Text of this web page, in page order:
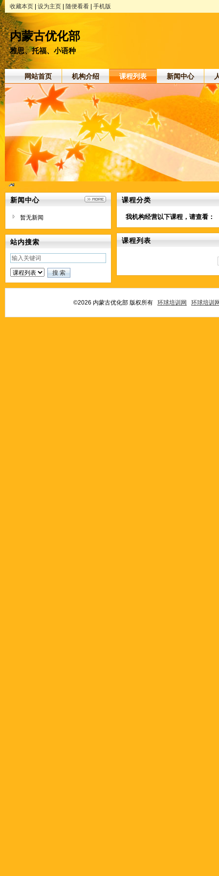
收藏本页 设为主页 随便看看 手机版
内蒙古优化部
雅思、托福、小语种
网站首页 机构介绍 课程列表 新闻中心
新闻中心
暂无新闻
站内搜索
课程分类
我机构经营以下课程，请查看：
课程列表
©2026 内蒙古优化部 版权所有 环球培训网 环球培训